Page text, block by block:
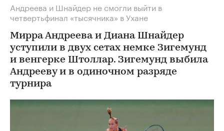
Андреева и Шнайдер не смогли выйти в
четвертьфинал «тысячника» в Ухане
Мирра Андреева и Диана Шнайдер
уступили в двух сетах немке Зигемунд
и венгерке Штоллар. Зигемунд выбила
Андрееву и в одиночном разряде
турнира